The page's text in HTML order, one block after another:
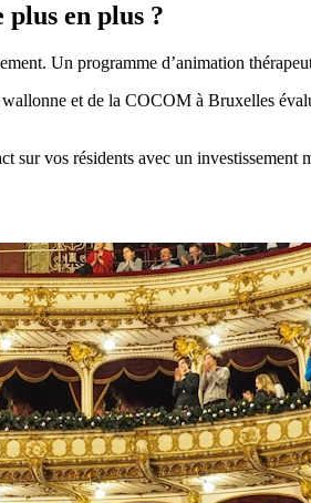
plus en plus ?
Un programme d’animation
et de la COCOM à Bruxelles
sur vos résidents avec un investissement